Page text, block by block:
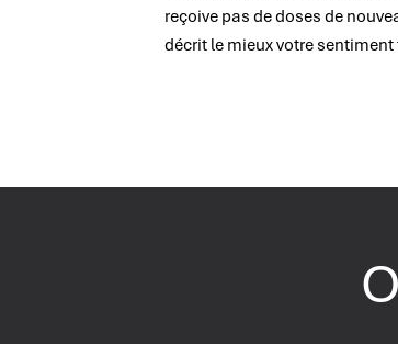
reçoive pas de doses de
décrit le mieux votre